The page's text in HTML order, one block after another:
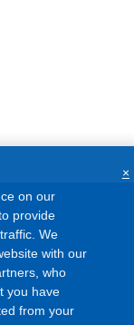
on our
provide
We
with our
who
you have
from your
×